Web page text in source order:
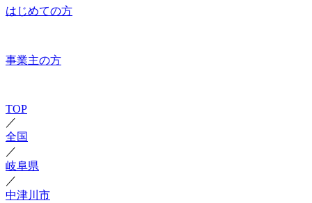
はじめての方
事業主の方
TOP
／
全国
／
岐阜県
／
中津川市